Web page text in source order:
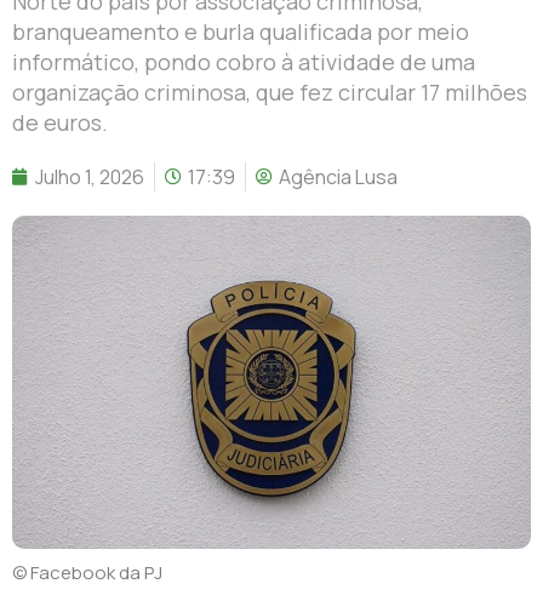
branqueamento e burla qualificada por meio
informático, pondo cobro à atividade de uma
organização criminosa, que fez circular 17 milhões
de euros.
Julho 1, 2026 17:39 Agência Lusa
© Facebook da PJ